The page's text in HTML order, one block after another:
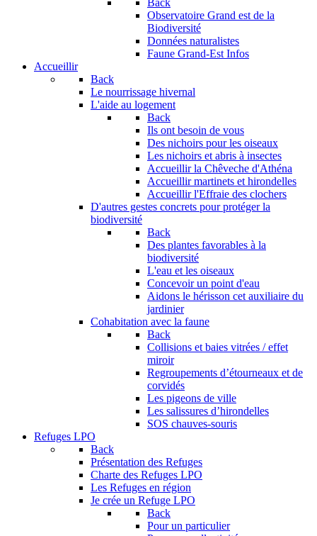
Back
Observatoire Grand est de la
Biodiversité
Données naturalistes
Faune Grand-Est Infos
Accueillir
Back
Le nourrissage hivernal
L'aide au logement
Back
Ils ont besoin de vous
Des nichoirs pour les oiseaux
Les nichoirs et abris à insectes
Accueillir la Chêveche d'Athéna
Accueillir martinets et hirondelles
Accueillir l'Effraie des clochers
D'autres gestes concrets pour protéger la
biodiversité
Back
Des plantes favorables à la
biodiversité
L'eau et les oiseaux
Concevoir un point d'eau
Aidons le hérisson cet auxiliaire du
jardinier
Cohabitation avec la faune
Back
Collisions et baies vitrées / effet
miroir
Regroupements d’étourneaux et de
corvidés
Les pigeons de ville
Les salissures d’hirondelles
SOS chauves-souris
Refuges LPO
Back
Présentation des Refuges
Charte des Refuges LPO
Les Refuges en région
Je crée un Refuge LPO
Back
Pour un particulier